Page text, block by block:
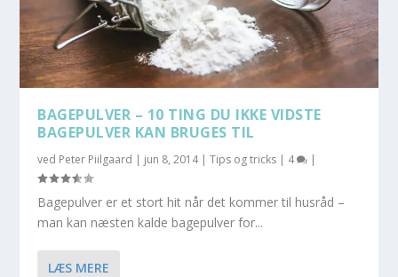
BAGEPULVER – 10 TING DU IKKE VIDSTE
BAGEPULVER KAN BRUGES TIL
ved Peter Piilgaard | jun 8, 2014|Tips og tricks | 4 |
Bagepulver er et stort hit når det kommer til husråd –
man kan næsten kalde bagepulver for...
LÆS MERE